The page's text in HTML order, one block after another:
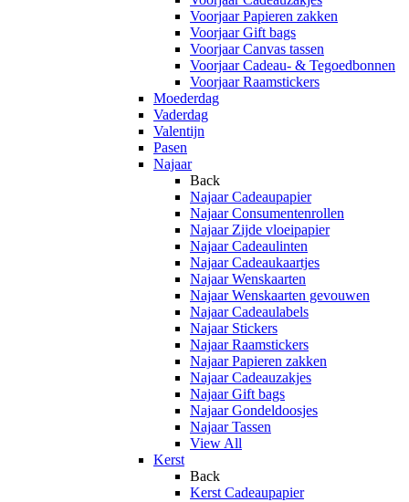
Voorjaar Papieren zakken
Voorjaar Gift bags
Voorjaar Canvas tassen
Voorjaar Cadeau- & Tegoedbonnen
Voorjaar Raamstickers
Moederdag
Vaderdag
Valentijn
Pasen
Najaar
Back
Najaar Cadeaupapier
Najaar Consumentenrollen
Najaar Zijde vloeipapier
Najaar Cadeaulinten
Najaar Cadeaukaartjes
Najaar Wenskaarten
Najaar Wenskaarten gevouwen
Najaar Cadeaulabels
Najaar Stickers
Najaar Raamstickers
Najaar Papieren zakken
Najaar Cadeauzakjes
Najaar Gift bags
Najaar Gondeldoosjes
Najaar Tassen
View All
Kerst
Back
Kerst Cadeaupapier